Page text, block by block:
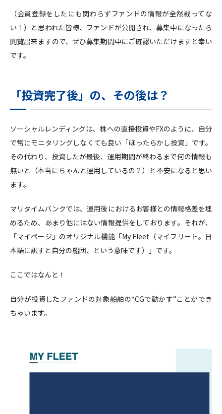
（会員登録をしたにも関わらずファンドの情報が全然載ってな
い！）と思われた皆様、ファンドが公開され、募集中になったら
閲覧出来ますので、ぜひ募集期間中にご確認いただけますと幸い
です。
「投資完了後」の、その後は？
ソーシャルレンディングは、株への直接投資やFXのように、自分
で常にモニタリングしなくても良い「ほったらかし投資」です。
その代わり、投資したが最後、運用期間が終わるまで何の情報も
無いと（本当にちゃんと運用しているの？）と不安になると思い
ます。
マリタイムバンクでは、運用後におけるお客様との情報格差を埋
めるため、あまり他にはない情報提供をしております。それが、
「マイページ」のオリジナル機能「My Fleet（マイフリート。日
本語に訳すと自分の船団、という意味です）」です。
ここではなんと！
自分が投資したファンドの対象船舶の“CGで動かす”ことができ
ちゃいます。